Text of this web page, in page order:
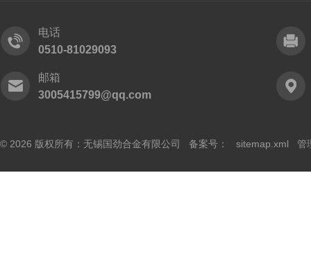
电话
0510-81029093
邮箱
3005415799@qq.com
© 2026 版权所有：无锡国劲合金有限公司 备案号： sitemap.xml 管